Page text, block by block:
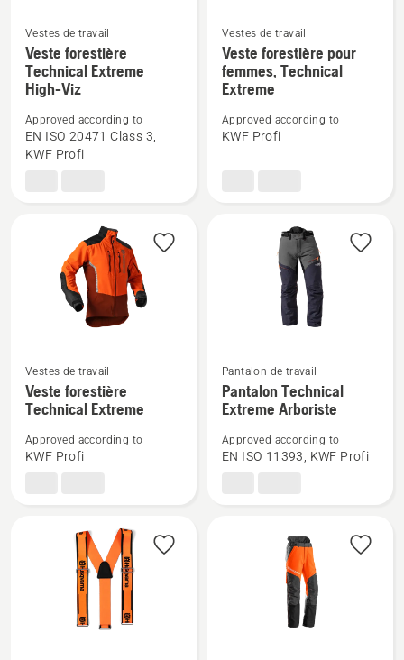
Voir
plus
de
détails
sur
Veste
Vestes de travail
Veste forestière
Technical Extreme
High-Viz
Approved according to
EN ISO 20471 Class 3,
KWF Profi
Voir
plus
de
détails
sur
Vestes de travail
Veste forestière pour
femmes, Technical
Extreme
Approved according to
KWF Profi
Voir
plus
détails
sur
Vestes de travail
Veste forestière
Technical Extreme
Approved according to
KWF Profi
Voir
plus
de
détails
sur
Pantalon de travail
Pantalon Technical
Extreme Arboriste
Approved according to
EN ISO 11393, KWF Profi